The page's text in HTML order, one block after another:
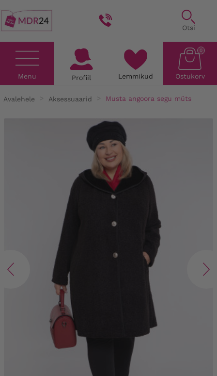
Otsi
Menu Profiil Lemmikud Ostukorv
0
Avalehele Aksessuaarid Musta angoora segu müts